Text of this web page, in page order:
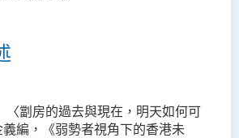
〈劏房的過去與現在，明天如何可
編，《弱勢者視角下的香港未